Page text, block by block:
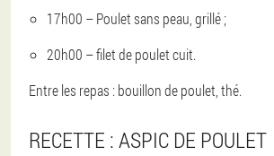
17h00 – Poulet sans peau, grillé ;
20h00 – filet de poulet cuit.
Entre les repas : bouillon de poulet, thé.
RECETTE : ASPIC DE POULET